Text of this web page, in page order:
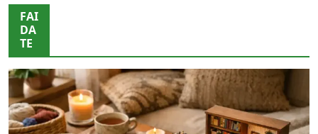
FAI
DA
TE